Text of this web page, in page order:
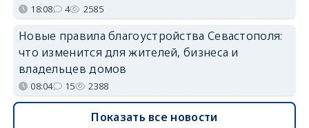
18:08 4 2585
Новые правила благоустройства Севастополя:
что изменится для жителей, бизнеса и
владельцев домов
08:04 15 2388
Показать все новости